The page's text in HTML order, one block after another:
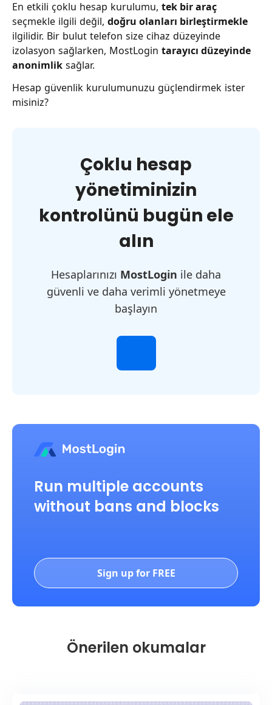
En etkili çoklu hesap kurulumu, tek bir araç
seçmekle ilgili değil, doğru olanları birleştirmekle
ilgilidir. Bir bulut telefon size cihaz düzeyinde
izolasyon sağlarken, MostLogin tarayıcı düzeyinde
anonimlik sağlar.
Hesap güvenlik kurulumunuzu güçlendirmek ister
misiniz?
Çoklu hesap
yönetiminizin
kontrolünü bugün ele
alın
Hesaplarınızı MostLogin ile daha
güvenli ve daha verimli yönetmeye
başlayın
Run multiple accounts
without bans and blocks
Sign up for FREE
Önerilen okumalar